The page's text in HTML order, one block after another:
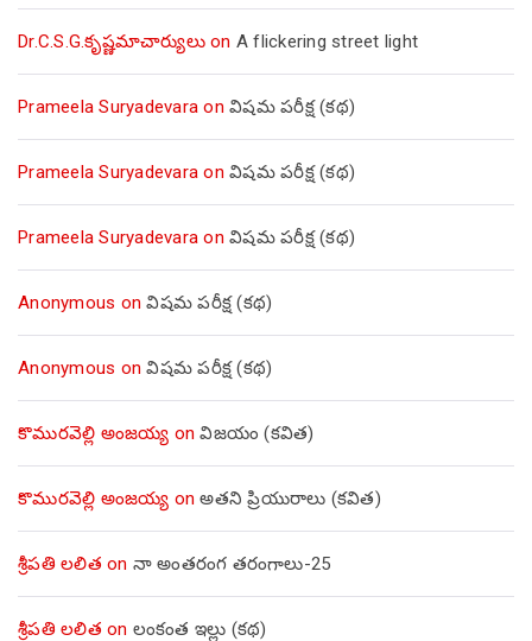
Dr.C.S.G.కృష్ణమాచార్యులుon A flickering street light
Prameela Suryadevara on విషమ పరీక్ష (క‌థ‌)
Prameela Suryadevara on విషమ పరీక్ష (క‌థ‌)
Prameela Suryadevara on విషమ పరీక్ష (క‌థ‌)
Anonymous onవిషమ పరీక్ష (క‌థ‌)
Anonymous onవిషమ పరీక్ష (క‌థ‌)
కొమురవెల్లి అంజయ్య onవిజయం (కవిత)
కొమురవెల్లి అంజయ్య onఅతని ప్రియురాలు (కవిత)
శ్రీపతి లలిత on నా అంతరంగ తరంగాలు-25
శ్రీపతి లలిత on లంకంత ఇల్లు (కథ)